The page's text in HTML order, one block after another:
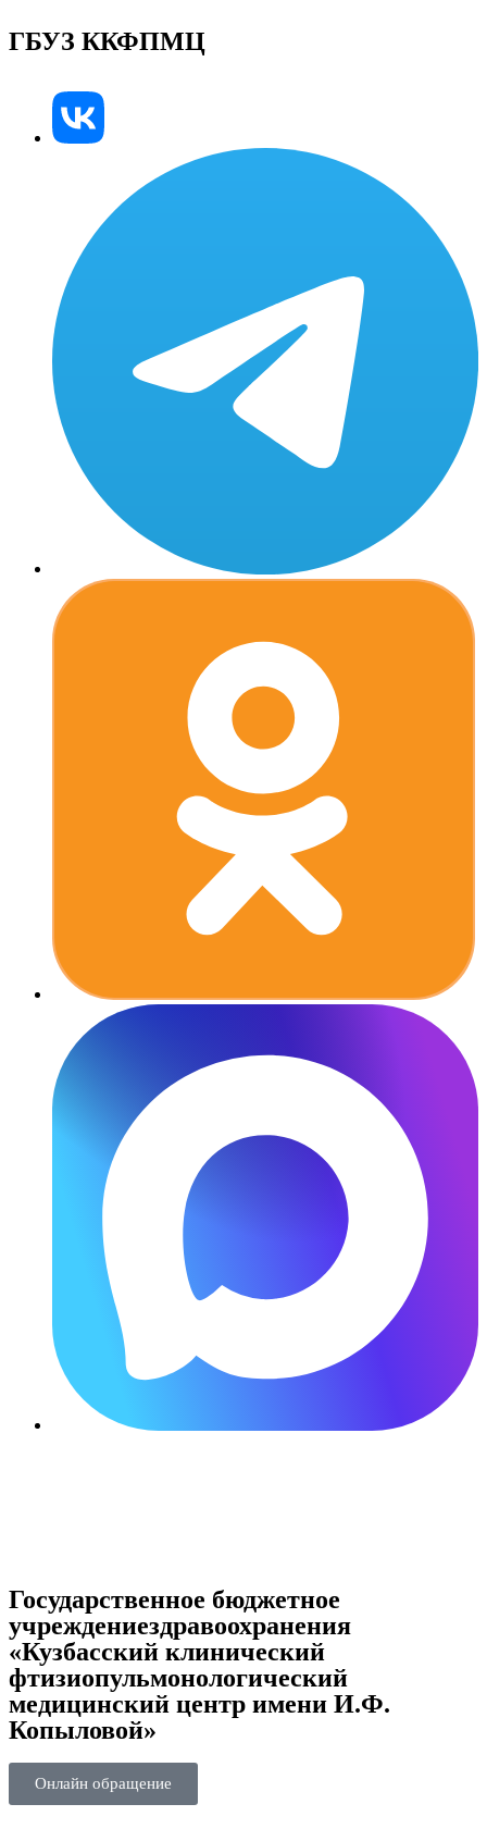
ГБУЗ ККФПМЦ
Государственное бюджетное
учреждениездравоохранения
«Кузбасский клинический
фтизиопульмонологический
медицинский центр имени И.Ф.
Копыловой»
Онлайн обращение